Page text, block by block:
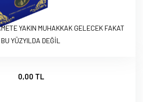
YAKIN MUHAKKAK GELECEK FAKAT
BU YÜZYILDA DEĞİL
0,00 TL